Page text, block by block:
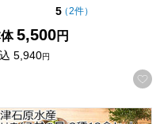
入りに登録する
5点（5点満点中）
（2件の評価
）
5,500円
5,940円
くらの親子漬 180g×2【
石原水産 漬けまぐろ丼